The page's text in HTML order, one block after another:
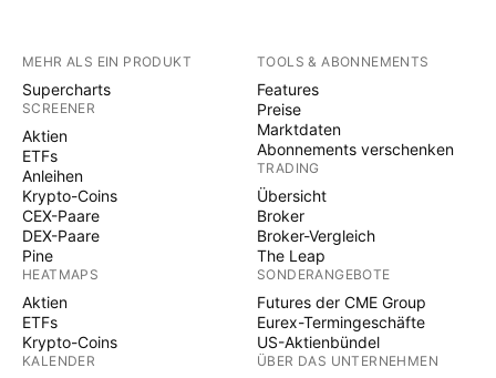
MEHR ALS EIN PRODUKT
Supercharts
SCREENER
Aktien
ETFs
Anleihen
Krypto-Coins
CEX-Paare
DEX-Paare
Pine
HEATMAPS
Aktien
ETFs
Krypto-Coins
KALENDER
TOOLS & ABONNEMENTS
Features
Preise
Marktdaten
Abonnements verschenken
TRADING
Übersicht
Broker
Broker-Vergleich
The Leap
SONDERANGEBOTE
Futures der CME Group
Eurex-Termingeschäfte
US-Aktienbündel
ÜBER DAS UNTERNEHMEN